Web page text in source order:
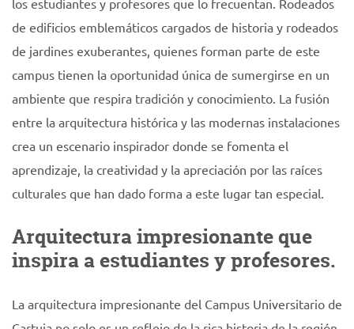
los estudiantes y profesores que lo frecuentan. Rodeados
de edificios emblemáticos cargados de historia y rodeados
de jardines exuberantes, quienes forman parte de este
campus tienen la oportunidad única de sumergirse en un
ambiente que respira tradición y conocimiento. La fusión
entre la arquitectura histórica y las modernas instalaciones
crea un escenario inspirador donde se fomenta el
aprendizaje, la creatividad y la apreciación por las raíces
culturales que han dado forma a este lugar tan especial.
Arquitectura impresionante que
inspira a estudiantes y profesores.
La arquitectura impresionante del Campus Universitario de